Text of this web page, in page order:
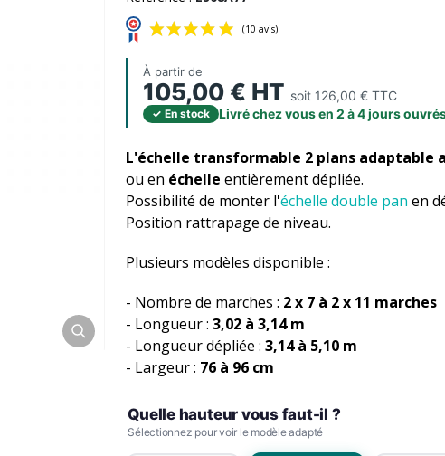
(10 avis)
À partir de
105,00 € HT soit 126,00 € TTC
Livré chez vous en 2 à 4 jours
L'échelle transformable 2 plans adaptable
ou en échelle entièrement dépliée.
Possibilité de monter l'échelle double pan en
Position rattrapage de niveau.
Plusieurs modèles disponible :
- Nombre de marches : 2 x 7 à 2 x 11 marches
- Longueur :3,02 à 3,14 m
- Longueur dépliée :3,14 à 5,10 m
- Largeur : 76 à 96 cm
Quelle hauteur vous faut-il ?
Sélectionnez pour voir le modèle adapté